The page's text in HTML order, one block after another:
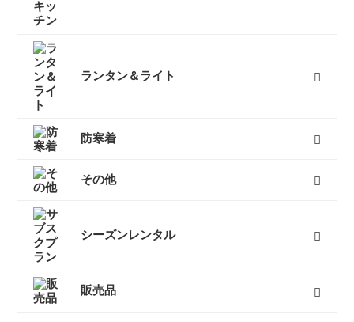
テーブル
バーナー
椅子
クッカー
ダッチオーブン
クーラーボックス
ボトル
すべて
ランタン＆ライト
燃料式ランタン
ガス式ランタン
電池式ランタン
ヘッドランプ
ランタンポール
すべて 防寒着
インナーダウン
ダウンジャケット
ダウンパンツ
ダウンコート
フリース
キッズ用ダウン
テントシューズ
マフラー
すべて その他
キャリーカート
チェア（椅子）
スパッツ（ゲイター）
サポートタイツ
防寒タイツ
スカート
ヘルメット
ハーネス
クーラーボックス
天体望遠鏡
双眼鏡
コンパス
GPS
時計
ヒーター
ボトル
トレッキンググローブ
サングラス
帽子
トレッキングパンツ
ハイドレーション
ソーラーチャージャー
カヤック
自転車
熊よけ・熊撃退
すべて
シーズンレンタル
キャンプセットマンスリーレンタル
テントマンスリーレンタル
登山セットマンスリーレンタル
シュラフ（寝袋）マンスリーレンタル
登山単品マンスリーレンタル
スノーセットマンスリーレンタル
すべて 販売品